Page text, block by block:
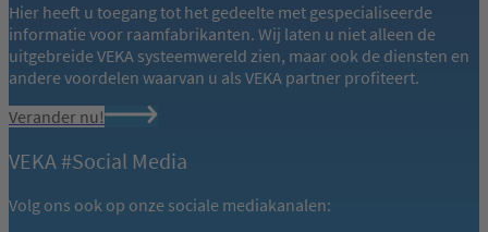
Hier heeft u toegang tot het gedeelte met gespecialiseerde
informatie voor raamfabrikanten. Wij laten u niet alleen de
uitgebreide VEKA systeemwereld zien, maar ook de diensten en
andere voordelen waarvan u als VEKA partner profiteert.
Verander nu!
VEKA #Social Media
Volg ons ook op onze sociale mediakanalen: